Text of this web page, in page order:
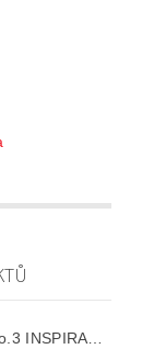
Elite Class No.3 INSPIRATION FOR HER AKCE 1+1